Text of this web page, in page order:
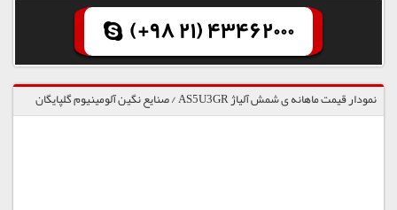
(+98 21) 43462000
نمودار قیمت ماهانه ی شمش آلیاژ AS5U3GR / صنایع نگین آلومینیوم گلپایگان